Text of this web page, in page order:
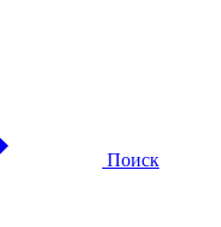
Поиск